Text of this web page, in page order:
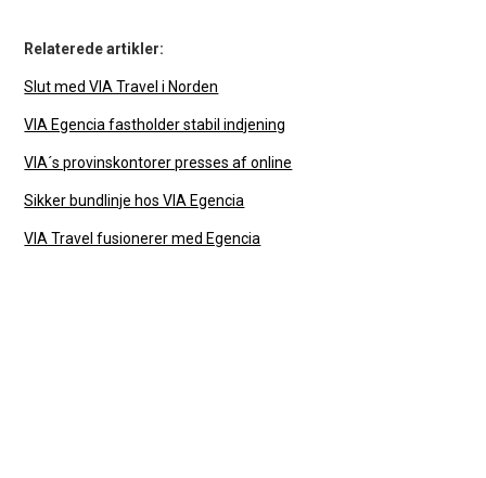
Relaterede artikler:
Slut med VIA Travel i Norden
VIA Egencia fastholder stabil indjening
VIA´s provinskontorer presses af online
Sikker bundlinje hos VIA Egencia
VIA Travel fusionerer med Egencia